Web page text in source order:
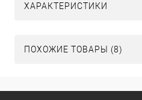
ХАРАКТЕРИСТИКИ
ПОХОЖИЕ ТОВАРЫ (8)